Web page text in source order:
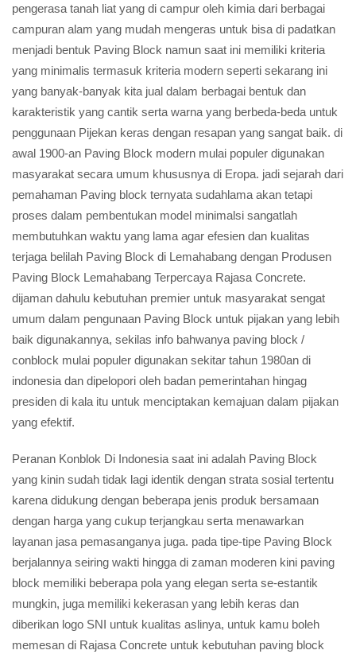
pengerasa tanah liat yang di campur oleh kimia dari berbagai
campuran alam yang mudah mengeras untuk bisa di padatkan
menjadi bentuk Paving Block namun saat ini memiliki kriteria
yang minimalis termasuk kriteria modern seperti sekarang ini
yang banyak-banyak kita jual dalam berbagai bentuk dan
karakteristik yang cantik serta warna yang berbeda-beda untuk
penggunaan Pijekan keras dengan resapan yang sangat baik. di
awal 1900-an Paving Block modern mulai populer digunakan
masyarakat secara umum khususnya di Eropa. jadi sejarah dari
pemahaman Paving block ternyata sudahlama akan tetapi
proses dalam pembentukan model minimalsi sangatlah
membutuhkan waktu yang lama agar efesien dan kualitas
terjaga belilah Paving Block di Lemahabang dengan Produsen
Paving Block Lemahabang Terpercaya Rajasa Concrete.
dijaman dahulu kebutuhan premier untuk masyarakat sengat
umum dalam pengunaan Paving Block untuk pijakan yang lebih
baik digunakannya, sekilas info bahwanya paving block /
conblock mulai populer digunakan sekitar tahun 1980an di
indonesia dan dipelopori oleh badan pemerintahan hingag
presiden di kala itu untuk menciptakan kemajuan dalam pijakan
yang efektif.
Peranan Konblok Di Indonesia saat ini adalah Paving Block
yang kinin sudah tidak lagi identik dengan strata sosial tertentu
karena didukung dengan beberapa jenis produk bersamaan
dengan harga yang cukup terjangkau serta menawarkan
layanan jasa pemasanganya juga. pada tipe-tipe Paving Block
berjalannya seiring wakti hingga di zaman moderen kini paving
block memiliki beberapa pola yang elegan serta se-estantik
mungkin, juga memiliki kekerasan yang lebih keras dan
diberikan logo SNI untuk kualitas aslinya, untuk kamu boleh
memesan di Rajasa Concrete untuk kebutuhan paving block